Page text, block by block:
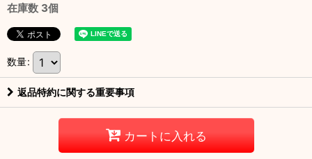
在庫数 3個
数量:
返品特約に関する重要事項
カートに入れる